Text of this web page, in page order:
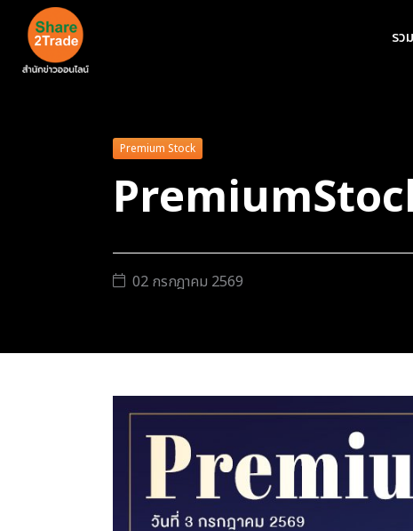
รว
Premium Stock
02 กรกฎาคม 2569